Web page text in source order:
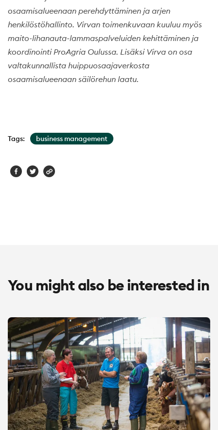
osaamisalueenaan perehdyttäminen ja arjen
henkilöstöhallinto. Virvan toimenkuvaan kuuluu myös
maito-lihanauta-lammaspalveluiden kehittäminen ja
koordinointi ProAgria Oulussa. Lisäksi Virva on osa
valtakunnallista huippuosaajaverkosta
osaamisalueenaan säilörehun laatu.
Tags: business management
You might also be interested in